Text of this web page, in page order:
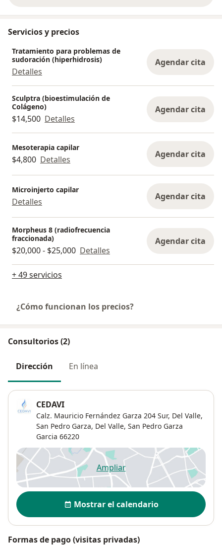
Servicios y precios
Tratamiento para problemas de
sudoración (hiperhidrosis)
Detalles
Agendar cita
Sculptra (bioestimulación de
Colágeno)
$14,500 Detalles
Agendar cita
Mesoterapia capilar
$4,800 Detalles Agendar cita
Microinjerto capilar
Detalles Agendar cita
Morpheus 8 (radiofrecuencia
fraccionada)
$20,000 - $25,000 Detalles
Agendar cita
+ 49 servicios
¿Cómo funcionan los precios?
Consultorios (2)
Dirección En línea
CEDAVI
Calz. Mauricio Fernández Garza 204 Sur, Del Valle,
San Pedro Garza, Del Valle, San Pedro Garza
Garcia 66220
Ampliarse abre en una nueva
Disponibilidad
Mostrar el calendario
Formas de pago (visitas privadas)